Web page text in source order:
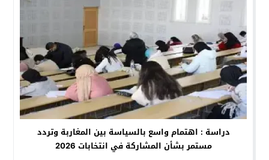
دراسة : اهتمام واسع بالسياسة بين المغاربة وتردد
مستمر بشأن المشاركة في انتخابات 2026